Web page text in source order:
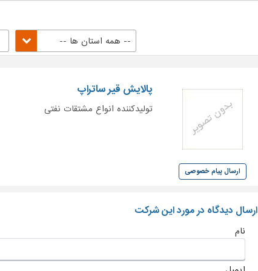
-- همه استان ها --
ارسال پیام خصوصی
پالایش قیر ساتراپ
تولیدکننده انواع مشتقات نفتی
ارسال دیدگاه در مورد این شرکت
نام